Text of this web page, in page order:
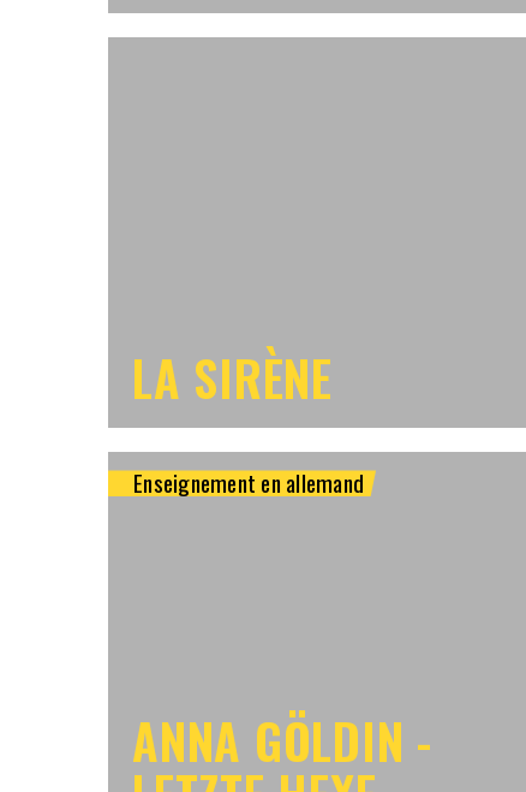
LA SIRÈNE
Enseignement en allemand
ANNA GÖLDIN -